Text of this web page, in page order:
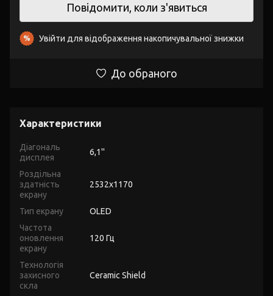
Повідомити, коли з'явиться
% Увійти для відображення накопичувальної знижки
До обраного
Характеристики
Діагональ
дисплея
6,1''
Роздільна
здатність
екрану
2532x1170
Тип екрану
OLED
Частота
оновлення
екрану
120 Гц
Технологія
захисного
скла
Ceramic Shield